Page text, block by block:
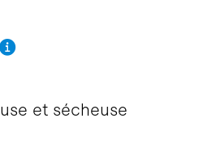
et sécheuse